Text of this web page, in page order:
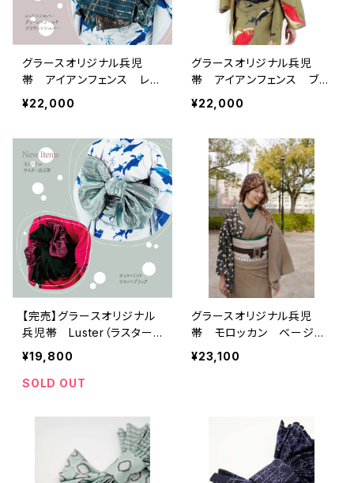
グラースオリジナル兵児
帯 アイアンフェンス レッ
ド×シルバー ポリエステル
100％
¥22,000
グラースオリジナル兵児
帯 アイアンフェンス ブラ
ウン×シルバー ポリエステ
ル100％
¥22,000
【完売】グラースオリジナル
兵児帯 Luster（ラスター）
チョコ×ミント ポリエステ
ル100％
¥19,800
SOLD OUT
グラースオリジナル兵児
帯 モロッカン ベージ
ュ ポリエステル100％
¥23,100